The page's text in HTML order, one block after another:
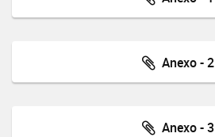
Anexo - 2
Anexo - 3